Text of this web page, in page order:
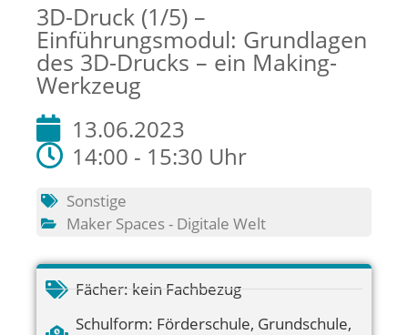
3D-Druck (1/5) –
Einführungsmodul: Grundlagen
des 3D-Drucks – ein Making-
Werkzeug
13.06.2023
14:00 - 15:30 Uhr
Sonstige
Maker Spaces - Digitale Welt
Fächer: kein Fachbezug
Schulform: Förderschule, Grundschule,